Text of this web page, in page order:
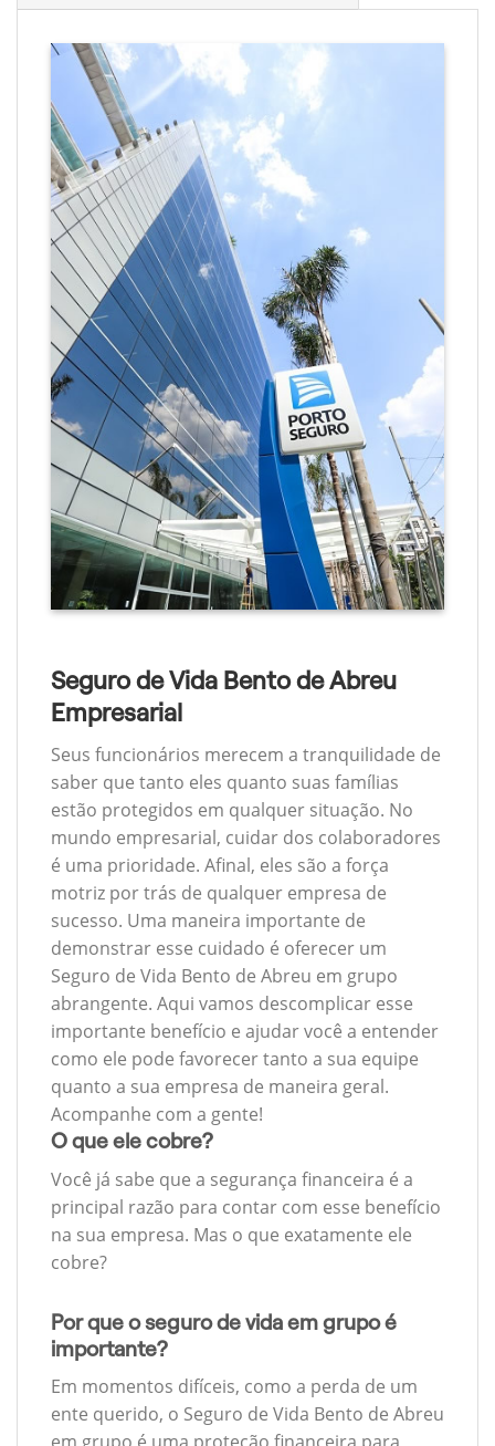
Seguro de Vida Bento de Abreu
Empresarial
Seus funcionários merecem a tranquilidade de
saber que tanto eles quanto suas famílias
estão protegidos em qualquer situação. No
mundo empresarial, cuidar dos colaboradores
é uma prioridade. Afinal, eles são a força
motriz por trás de qualquer empresa de
sucesso. Uma maneira importante de
demonstrar esse cuidado é oferecer um
Seguro de Vida Bento de Abreu em grupo
abrangente. Aqui vamos descomplicar esse
importante benefício e ajudar você a entender
como ele pode favorecer tanto a sua equipe
quanto a sua empresa de maneira geral.
Acompanhe com a gente!
O que ele cobre?
Você já sabe que a segurança financeira é a
principal razão para contar com esse benefício
na sua empresa. Mas o que exatamente ele
cobre?
Por que o seguro de vida em grupo é
importante?
Em momentos difíceis, como a perda de um
ente querido, o Seguro de Vida Bento de Abreu